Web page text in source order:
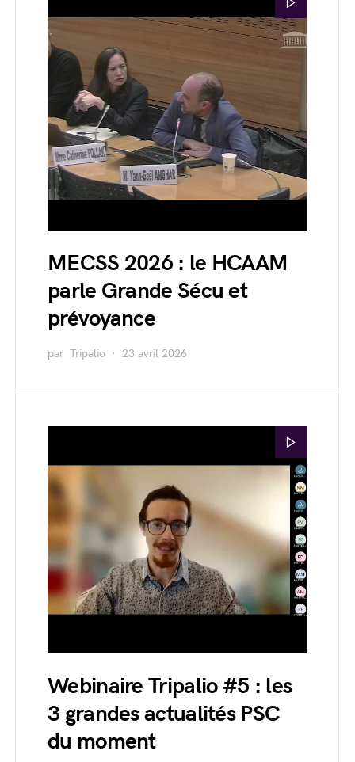
MECSS 2026 : le HCAAM
parle Grande Sécu et
prévoyance
par Tripalio 23 avril 2026
Webinaire Tripalio #5 : les
3 grandes actualités PSC
du moment